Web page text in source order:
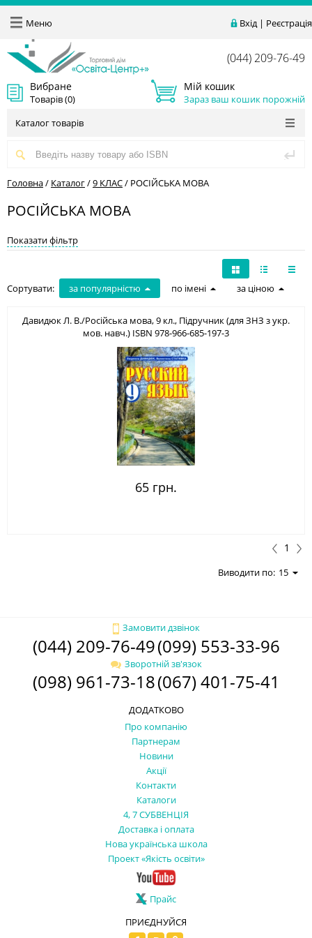
Вхід| Реєстрація
Меню
(044) 209-76-49
Вибране
Товарів (0)
Мій кошик
Зараз ваш кошик порожній
Каталог товарів
Головна/ Каталог/9 КЛАС/ РОСІЙСЬКА МОВА
РОСІЙСЬКА МОВА
Показати фільтр
Сортувати: за популярністю по імені за ціною
Давидюк Л. В./Російська мова, 9 кл., Підручник (для ЗНЗ з укр.
мов. навч.) ISBN 978-966-685-197-3
65 грн.
1
Виводити по: 15
Замовити дзвінок
(044) 209-76-49(099) 553-33-96
Зворотній зв'язок
(098) 961-73-18(067) 401-75-41
ДОДАТКОВО
Про компанію
Партнерам
Новини
Акції
Контакти
Каталоги
4, 7 СУБВЕНЦІЯ
Доставка і оплата
Нова українська школа
Проект «Якість освіти»
Прайс
ПРИЄДНУЙСЯ